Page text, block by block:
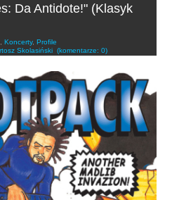
Da Antidote!" (Klasyk
Koncerty, Profile
Skolasiński (komentarze: 0)